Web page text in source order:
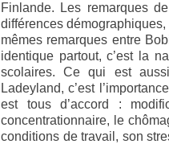
Finlande. Les remarques
différences
mêmes remarques entre
identique partout, c’est la
scolaires. Ce qui est
Ladeyland, c’est
est tous d’accord :
concentrationnaire, le
conditions de travail, son